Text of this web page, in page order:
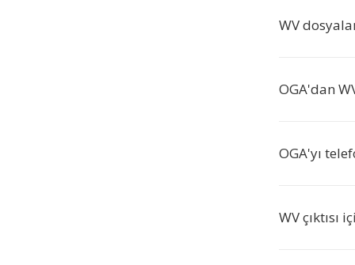
WV
OGA'dan
OGA'yı
WV çıktısı